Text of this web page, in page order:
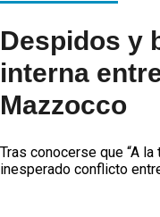
Despidos y
interna
Mazzocco
Tras conocerse que “A
inesperado conflicto